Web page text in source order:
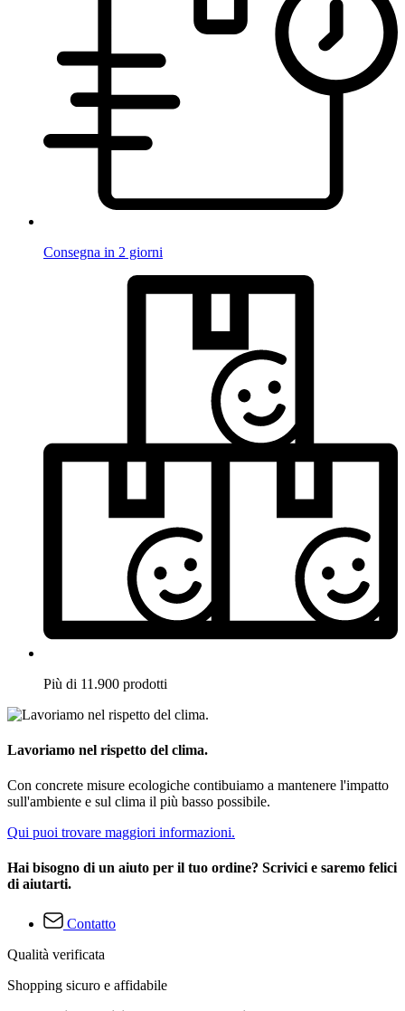
Consegna in 2 giorni
Più di 11.900 prodotti
Lavoriamo nel rispetto del clima.
Con concrete misure ecologiche contibuiamo a mantenere l'impatto
sull'ambiente e sul clima il più basso possibile.
Qui puoi trovare maggiori informazioni.
Hai bisogno di un aiuto per il tuo ordine? Scrivici e saremo felici
di aiutarti.
Contatto
Qualità verificata
Shopping sicuro e affidabile